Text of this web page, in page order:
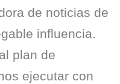
de noticias de
influencia.
plan de
ejecutar con